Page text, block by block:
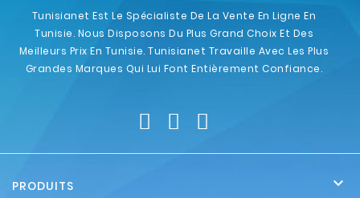
Tunisianet Est Le Spécialiste De La Vente En Ligne En
Tunisie. Nous Disposons Du Plus Grand Choix Et Des
Meilleurs Prix En Tunisie. Tunisianet Travaille Avec Les Plus
Grandes Marques Qui Lui Font Entièrement Confiance.
PRODUITS 